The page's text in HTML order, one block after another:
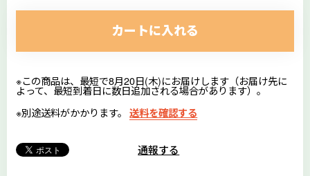
カートに入れる
※この商品は、最短で8月20日(木)にお届けします（お届け先に
よって、最短到着日に数日追加される場合があります）。
※別途送料がかかります。
送料を確認する
通報する